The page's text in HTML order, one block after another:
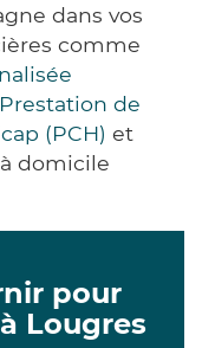
dans vos
comme
Prestation de
(PCH) et
domicile
pour
Lougres